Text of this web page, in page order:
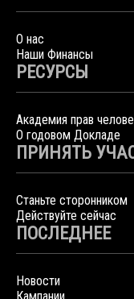
О нас
Наши Финансы
РЕСУРСЫ
Академия прав
О годовом Докладе
ПРИНЯТЬ
Станьте сторонником
Действуйте сейчас
ПОСЛЕДНЕЕ
Новости